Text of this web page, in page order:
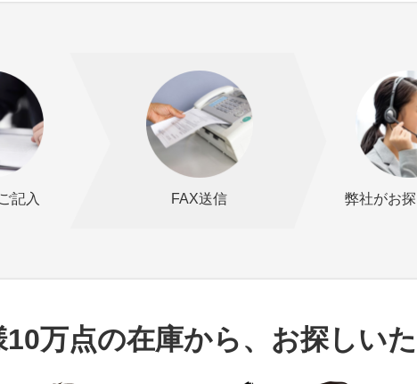
記入 FAX送信 弊社がお
万点の在庫から、お探しいた